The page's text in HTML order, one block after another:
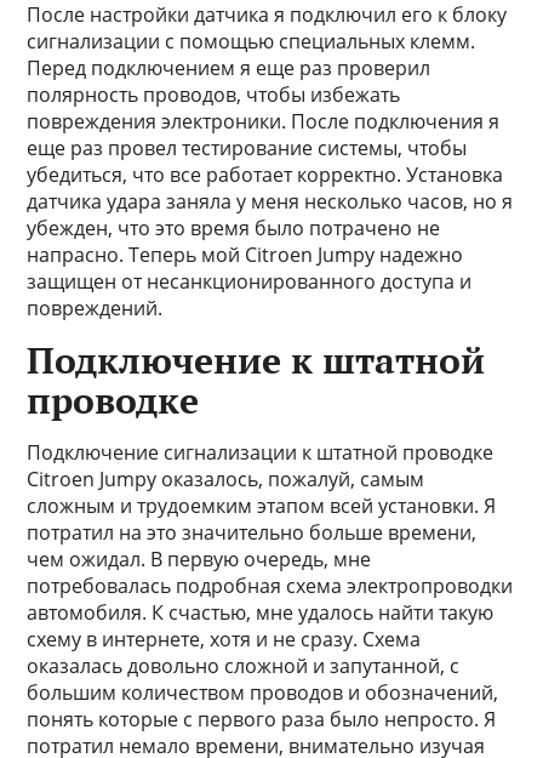
После настройки датчика я подключил его к блоку
сигнализации с помощью специальных клемм.
Перед подключением я еще раз проверил
полярность проводов, чтобы избежать
повреждения электроники. После подключения я
еще раз провел тестирование системы, чтобы
убедиться, что все работает корректно. Установка
датчика удара заняла у меня несколько часов, но я
убежден, что это время было потрачено не
напрасно. Теперь мой Citroen Jumpy надежно
защищен от несанкционированного доступа и
повреждений.
Подключение к штатной
проводке
Подключение сигнализации к штатной проводке
Citroen Jumpy оказалось, пожалуй, самым
сложным и трудоемким этапом всей установки. Я
потратил на это значительно больше времени,
чем ожидал. В первую очередь, мне
потребовалась подробная схема электропроводки
автомобиля. К счастью, мне удалось найти такую
схему в интернете, хотя и не сразу. Схема
оказалась довольно сложной и запутанной, с
большим количеством проводов и обозначений,
понять которые с первого раза было непросто. Я
потратил немало времени, внимательно изучая